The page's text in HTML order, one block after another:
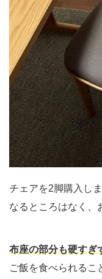
チェアを2脚購入し
なるところはなく、
布座の部分も硬すぎ
ご飯を食べられるこ